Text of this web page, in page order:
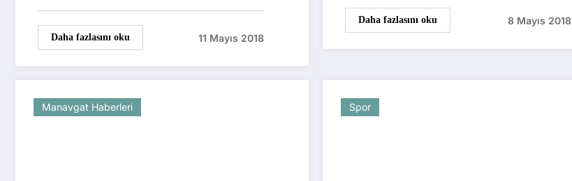
Daha fazlasını oku 11 Mayıs 2018
Daha fazlasını oku 8 Mayıs 2018
Manavgat Haberleri Spor